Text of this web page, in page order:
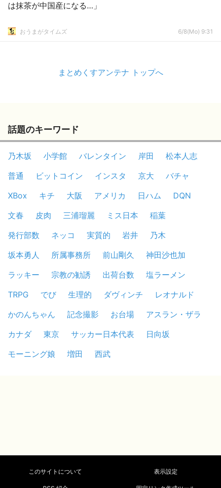
は抹茶が中国産になる…」
おうまがタイムズ 6/8(Mo) 9:31
まとめくすアンテナ トップへ
話題のキーワード
乃木坂 小学館 バレンタイン 岸田
松本人志
普通
ビットコイン インスタ 京大
バチャ
XBox
キチ 大阪 アメリカ 日ハム
DQN
文春
皮肉 三浦瑠麗 ミス日本
稲葉
発行部数
ネッコ 実質的 岩井
乃木
坂本勇人
所属事務所 前山剛久
神田沙也加
ラッキー
宗教の勧誘 出荷台数
塩ラーメン
TRPG
でび 生理的 ダヴィンチ
レオナルド
かのんちゃん
記念撮影 お台場
アスラン・ザラ
カナダ
東京 サッカー日本代表
日向坂
モーニング娘
増田 西武
このサイトについて 表示設定